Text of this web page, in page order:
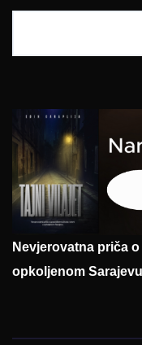
Nevjerovatna priča
opkoljenom